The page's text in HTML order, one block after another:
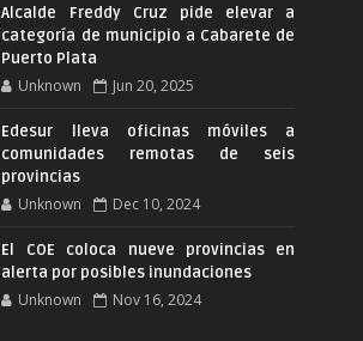
Alcalde Freddy Cruz pide elevar a
categoría de municipio a Cabarete de
Puerto Plata
Unknown Jun 20, 2025
Edesur lleva oficinas móviles a
comunidades remotas de seis
provincias
Unknown Dec 10, 2024
El COE coloca nueve provincias en
alerta por posibles inundaciones
Unknown Nov 16, 2024